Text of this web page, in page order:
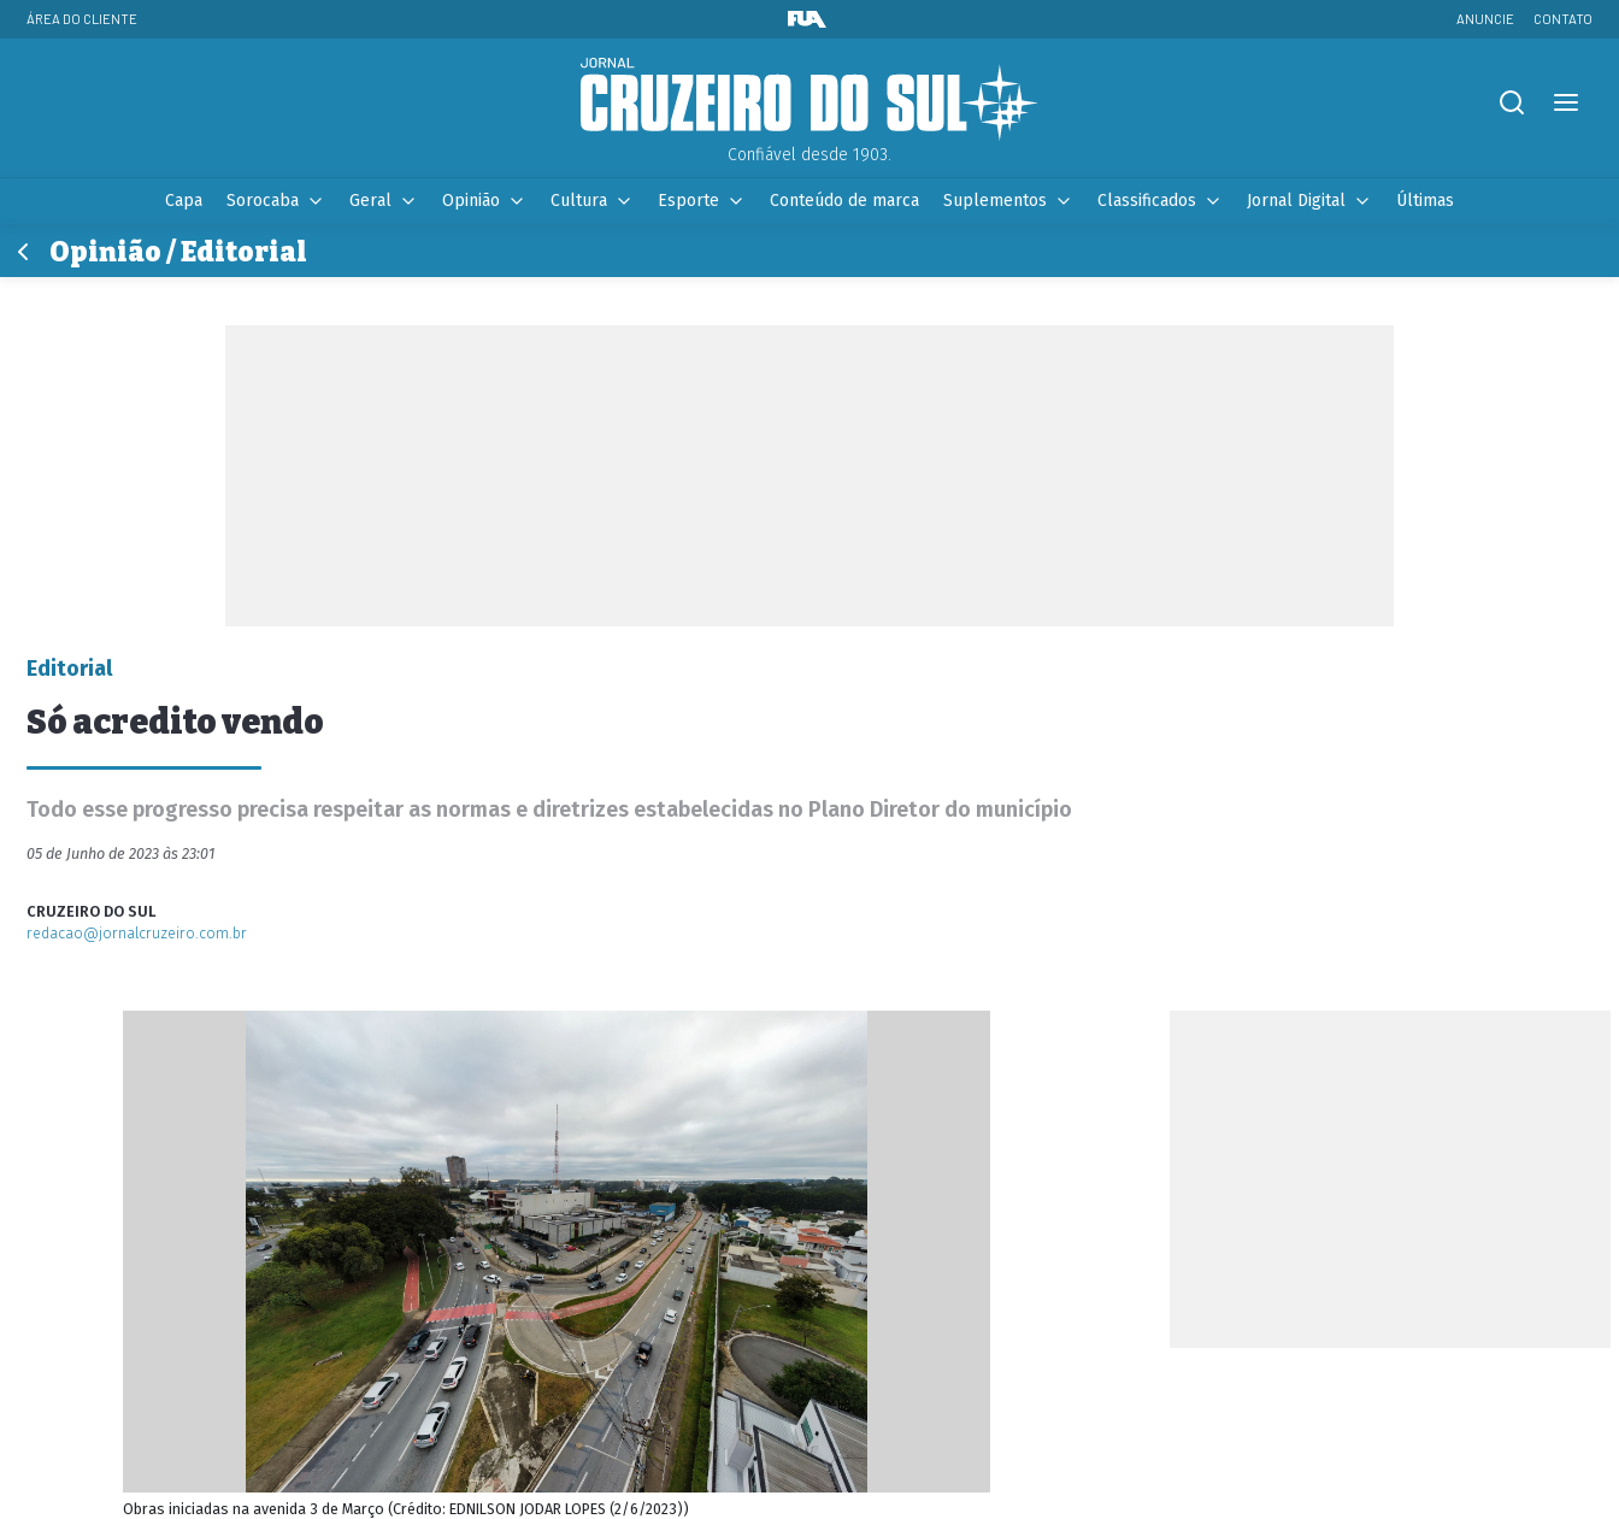
ÁREA DO CLIENTE ANUNCIE CONTATO
Confiável desde 1903.
Capa Sorocaba Geral Opinião Cultura Esporte Conteúdo de marca Suplementos Classificados Jornal Digital Últimas
Opinião / Editorial
Editorial
Só acredito vendo
Todo esse progresso precisa respeitar as normas e diretrizes estabelecidas no Plano Diretor do município
05 de Junho de 2023 às 23:01
CRUZEIRO DO SUL
redacao@jornalcruzeiro.com.br
Obras iniciadas na avenida 3 de Março (Crédito: EDNILSON JODAR LOPES (2/6/2023))